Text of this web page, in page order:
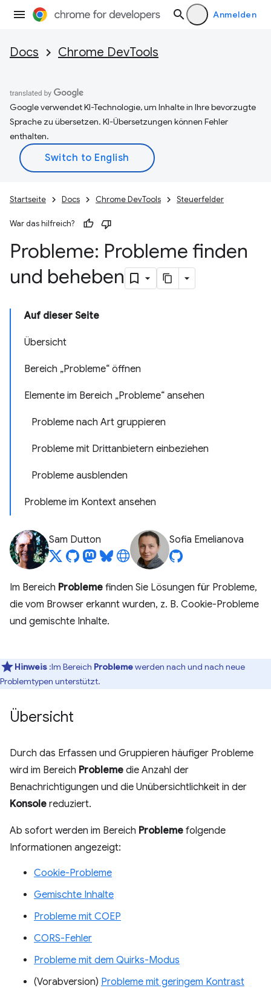
Anmelden
Docs Chrome DevTools
Google verwendet KI-Technologie, um Inhalte in Ihre bevorzugte
Sprache zu übersetzen. KI-Übersetzungen können Fehler
enthalten.
Startseite Docs Chrome DevTools Steuerfelder
War das hilfreich?
Probleme: Probleme finden
und beheben
Auf dieser Seite
Übersicht
Bereich „Probleme“ öffnen
Elemente im Bereich „Probleme“ ansehen
Probleme nach Art gruppieren
Probleme mit Drittanbietern einbeziehen
Probleme ausblenden
Probleme im Kontext ansehen
Sam Dutton Sofia Emelianova
Im Bereich Probleme finden Sie Lösungen für Probleme,
die vom Browser erkannt wurden, z. B. Cookie-Probleme
und gemischte Inhalte.
Hinweis :Im Bereich Problemewerden nach und nach neue
Problemtypen unterstützt.
Übersicht
Durch das Erfassen und Gruppieren häufiger Probleme
wird im Bereich Probleme die Anzahl der
Benachrichtigungen und die Unübersichtlichkeit in der
Konsole reduziert.
Ab sofort werden im Bereich Probleme folgende
Informationen angezeigt:
Cookie-Probleme
Gemischte Inhalte
Probleme mit COEP
CORS-Fehler
Probleme mit dem Quirks-Modus
(Vorabversion) Probleme mit geringem Kontrast